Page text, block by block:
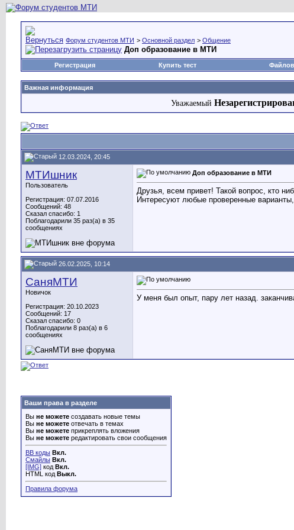
Форум студентов МТИ > Основной раздел > Общение
Доп образование в МТИ
Регистрация Купить тест
Важная информация
Уважаемый
12.03.2024, 20:45
МТИшник
Пользователь
Регистрация: 07.07.2016
Сообщений: 48
Сказал спасибо: 1
Поблагодарили 35 раз(а) в 35
сообщениях
Доп образование в МТИ
Друзья, всем привет! Такой вопрос, кто
Интересуют любые проверенные
26.02.2025, 10:14
СаняМТИ
Новичок
Регистрация: 20.10.2023
Сообщений: 17
Сказал спасибо: 0
Поблагодарили 8 раз(а) в 6
сообщениях
У меня был опыт, пару лет назад.
Ваши права в разделе
Вы не можете создавать новые темы
Вы не можете отвечать в темах
Вы не можете прикреплять вложения
Вы не можете редактировать свои сообщения
BB коды Вкл.
Смайлы Вкл.
[IMG] код Вкл.
HTML код Выкл.
Правила форума